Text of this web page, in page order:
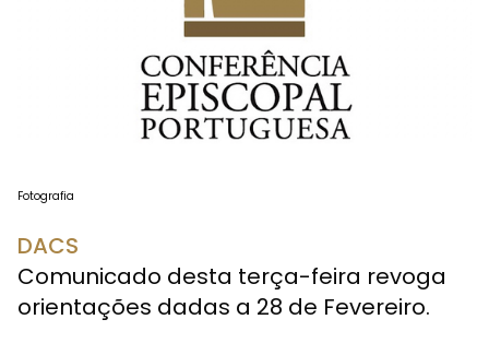
Fotografia
DACS
Comunicado desta terça-feira revoga
orientações dadas a 28 de Fevereiro.